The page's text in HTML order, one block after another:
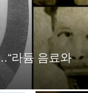
라듐 음료와